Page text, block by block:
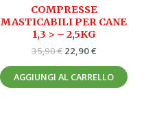
COMPRESSE
MASTICABILI PER CANE
1,3 > – 2,5KG
35,90€ 22,90€
AGGIUNGI AL CARRELLO